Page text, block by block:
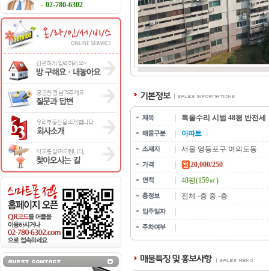
02-780-6302
특올수리 시범 48평 반전세
아파트
서울 영등포구 여의도동
20,000/250
48평(159㎡)
전체 -층 중 -층